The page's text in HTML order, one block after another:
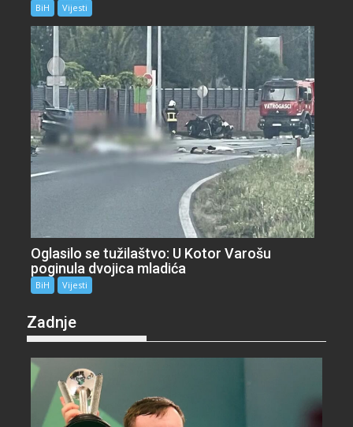
BiH Vijesti
Oglasilo se tužilaštvo: U Kotor Varošu
poginula dvojica mladića
BiH Vijesti
Zadnje